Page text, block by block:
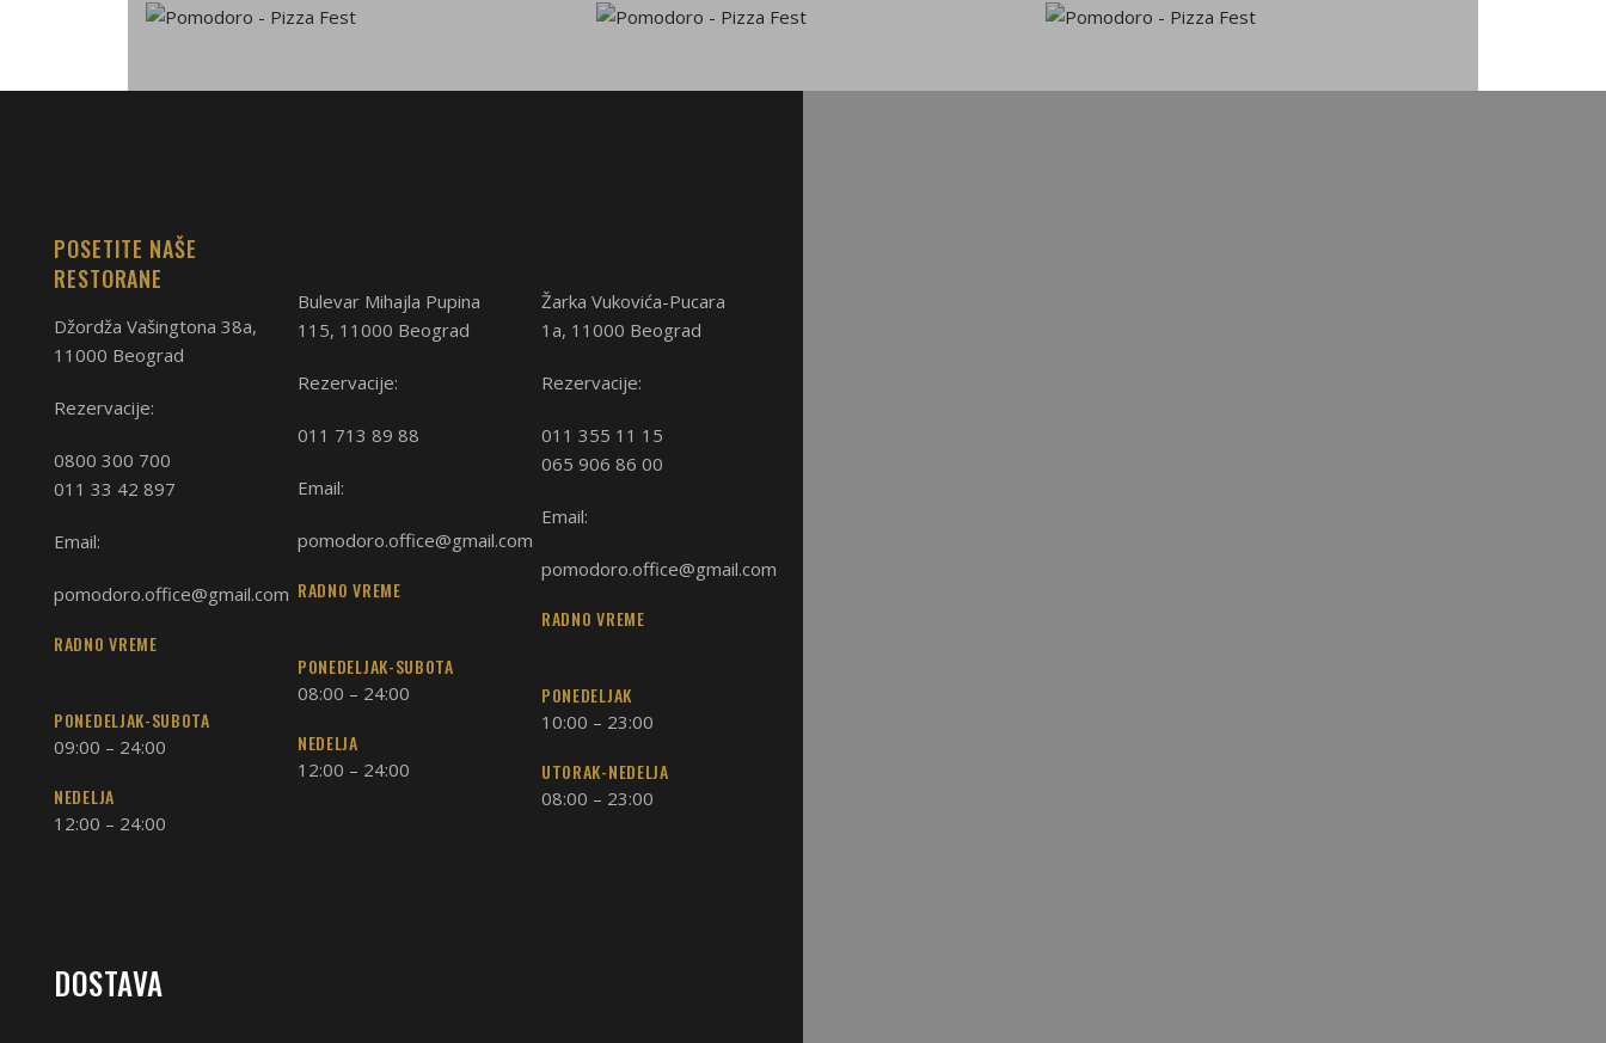
POSETITE NAŠE
RESTORANE
Džordža Vašingtona 38a,
11000 Beograd
Rezervacije:
0800 300 700
011 33 42 897
Email:
pomodoro.office@gmail.com
RADNO VREME
PONEDELJAK-SUBOTA
09:00 – 24:00
NEDELJA
12:00 – 24:00
Bulevar Mihajla Pupina
115, 11000 Beograd
Rezervacije:
011 713 89 88
Email:
pomodoro.office@gmail.com
RADNO VREME
PONEDELJAK-SUBOTA
08:00 – 24:00
NEDELJA
12:00 – 24:00
Žarka Vukovića-Pucara
1a, 11000 Beograd
Rezervacije:
011 355 11 15
065 906 86 00
Email:
pomodoro.office@gmail.com
RADNO VREME
PONEDELJAK
10:00 – 23:00
UTORAK-NEDELJA
08:00 – 23:00
DOSTAVA